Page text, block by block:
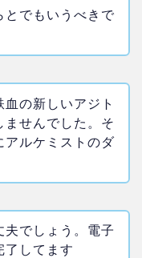
とでもいうべきで
の新しいアジト
ませんでした。そ
アルケミストのダ
夫でしょう。電子
了してます